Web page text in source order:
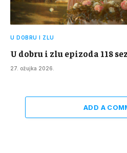
U DOBRU I ZLU
U dobru i zlu epizoda 118
27. ožujka 2026.
ADD A